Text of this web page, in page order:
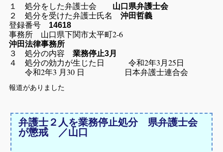
１ 処分をした弁護士会
山口県弁護士会
２ 処分を受けた弁護士氏名沖田哲義
登録番号 14618
事務所 山口県下関市太平町2-6
沖田法律事務所
３ 処分の内容業務停止3月
４ 処分の効力が生じた日 令和2年3月25日
令和2年3 月30 日 日本弁護士連合会
報道がありました
弁護士２人を業務停止処分 県弁護士会
が懲戒 ／山口